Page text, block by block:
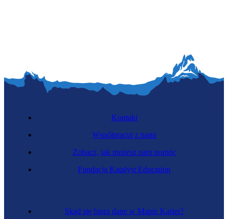
Skąd się biorą dane w Mapie Karier?
Kontakt
Współpracuj z nami
Zobacz, jak możesz nam pomóc
Fundacja Katalyst Education